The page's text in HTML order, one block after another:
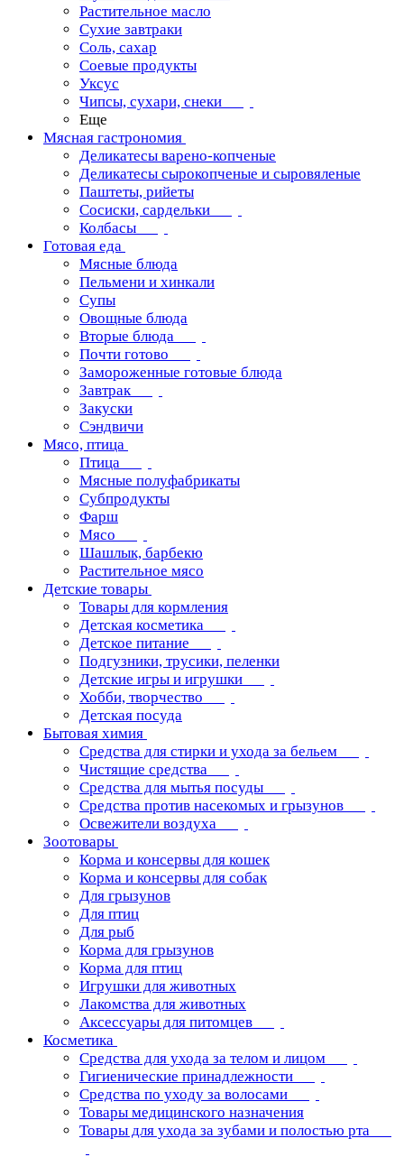
Растительное масло
Сухие завтраки
Соль, сахар
Соевые продукты
Уксус
Чипсы, сухари, снеки
Еще
Мясная гастрономия
Деликатесы варено-копченые
Деликатесы сырокопченые и сыровяленые
Паштеты, рийеты
Сосиски, сардельки
Колбасы
Готовая еда
Мясные блюда
Пельмени и хинкали
Супы
Овощные блюда
Вторые блюда
Почти готово
Замороженные готовые блюда
Завтрак
Закуски
Сэндвичи
Мясо, птица
Птица
Мясные полуфабрикаты
Субпродукты
Фарш
Мясо
Шашлык, барбекю
Растительное мясо
Детские товары
Товары для кормления
Детская косметика
Детское питание
Подгузники, трусики, пеленки
Детские игры и игрушки
Хобби, творчество
Детская посуда
Бытовая химия
Средства для стирки и ухода за бельем
Чистящие средства
Средства для мытья посуды
Средства против насекомых и грызунов
Освежители воздуха
Зоотовары
Корма и консервы для кошек
Корма и консервы для собак
Для грызунов
Для птиц
Для рыб
Корма для грызунов
Корма для птиц
Игрушки для животных
Лакомства для животных
Аксессуары для питомцев
Косметика
Средства для ухода за телом и лицом
Гигиенические принадлежности
Средства по уходу за волосами
Товары медицинского назначения
Товары для ухода за зубами и полостью рта